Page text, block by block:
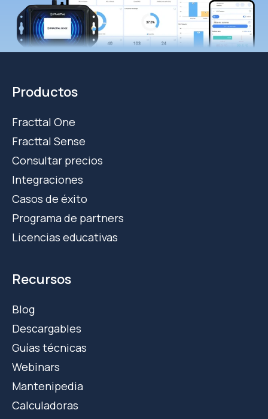
Productos
Fracttal One
Fracttal Sense
Consultar precios
Integraciones
Casos de éxito
Programa de partners
Licencias educativas
Recursos
Blog
Descargables
Guías técnicas
Webinars
Mantenipedia
Calculadoras